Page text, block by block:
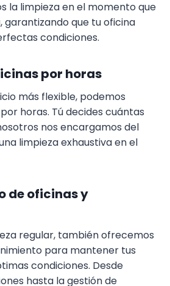
la limpieza en el momento que
garantizando que tu oficina
condiciones.
por horas
más flexible, podemos
horas. Tú decides cuántas
nos encargamos del
limpieza exhaustiva en el
de oficinas y
regular, también ofrecemos
para mantener tus
condiciones. Desde
hasta la gestión de